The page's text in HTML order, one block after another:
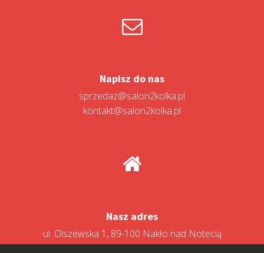
Napisz do nas
sprzedaz@salon2kolka.pl
kontakt@salon2kolka.pl
Nasz adres
ul. Olszewska 1, 89-100 Nakło nad Notecią